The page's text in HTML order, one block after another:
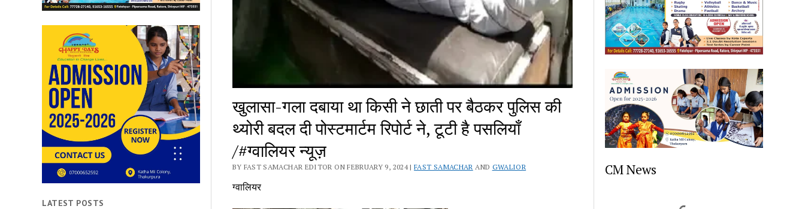
LATEST POSTS
खुलासा-गला दबाया था किसी ने छाती पर बैठकर पुलिस की
थ्योरी बदल दी पोस्टमार्टम रिपोर्ट ने, टूटी है पसलियाँ
/#ग्वालियर न्यूज़
BY FAST SAMACHAR EDITOR ON FEBRUARY 9, 2024 |FAST SAMACHAR AND GWALIOR
ग्वालियर
CM News